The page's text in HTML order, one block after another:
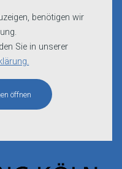
benötigen wir
Sie in unserer
öffnen